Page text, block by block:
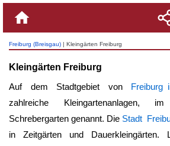
Freiburg (Breisgau) | Kleingärten Freiburg
Kleingärten Freiburg
Auf dem Stadtgebiet von Freiburg
zahlreiche Kleingartenanlagen,
Schrebergarten genannt. Die Stadt
in Zeitgärten und Dauerkleingärten.